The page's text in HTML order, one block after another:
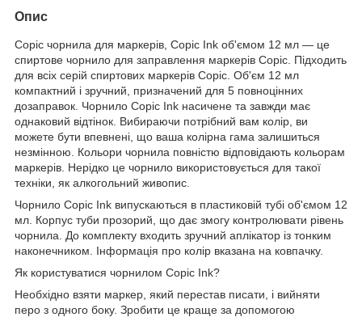
Опис
Copic чорнила для маркерів, Copic Ink об'ємом 12 мл — це
спиртове чорнило для заправлення маркерів Copic. Підходить
для всіх серій спиртових маркерів Copic. Об'єм 12 мл
компактний і зручний, призначений для 5 повноцінних
дозаправок. Чорнило Copic Ink насичене та завжди має
однаковий відтінок. Вибираючи потрібний вам колір, ви
можете бути впевнені, що ваша колірна гама залишиться
незмінною. Кольори чорнила повністю відповідають кольорам
маркерів. Нерідко це чорнило використовується для такої
техніки, як алкогольний живопис.
Чорнило Copic Ink випускаються в пластиковій тубі об'ємом 12
мл. Корпус туби прозорий, що дає змогу контролювати рівень
чорнила. До комплекту входить зручний аплікатор із тонким
наконечником. Інформація про колір вказана на ковпачку.
Як користуватися чорнилом Copic Ink?
Необхідно взяти маркер, який перестав писати, і вийняти
перо з одного боку. Зробити це краще за допомогою